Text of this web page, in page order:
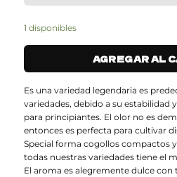
1 disponibles
AGREGAR AL
Es una variedad legendaria es
variedades, debido a su estabilidad
para principiantes. El olor no es
entonces es perfecta para cultivar
Special forma cogollos compactos
todas nuestras variedades tiene el
El aroma es alegremente dulce con